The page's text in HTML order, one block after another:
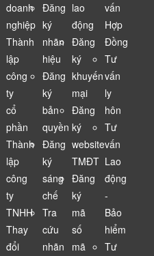
doanh
nghiệp
Thành
lập
công
ty
cổ
phần
Thành
lập
công
ty
TNHH
Thay
đổi
Đăng
ký
nhãn
hiệu
Đăng
ký
bản
quyền
Đăng
ký
sáng
chế
Tra
cứu
nhãn
lao
động
Đăng
ký
khuyến
mại
Đăng
ký
website
TMĐT
Đăng
ký
mã
số
mã
vấn
Hợp
Đồng
Tư
vấn
ly
hôn
Tư
vấn
Lao
động
-
Bảo
hiểm
Tư